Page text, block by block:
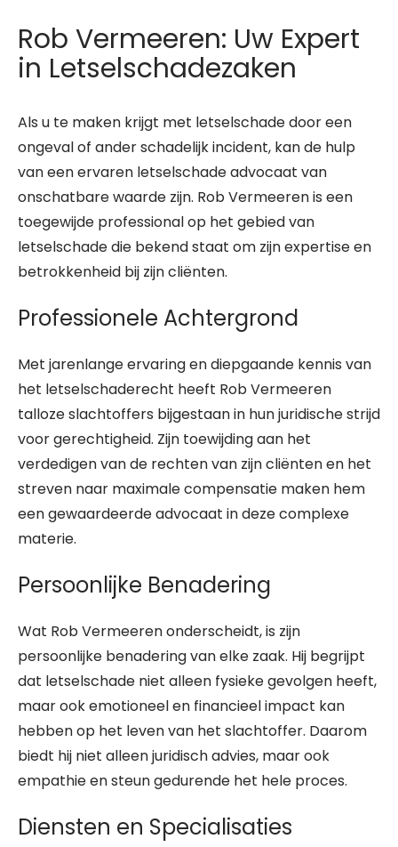
Rob Vermeeren: Uw Expert
in Letselschadezaken
Als u te maken krijgt met letselschade door een
ongeval of ander schadelijk incident, kan de hulp
van een ervaren letselschade advocaat van
onschatbare waarde zijn. Rob Vermeeren is een
toegewijde professional op het gebied van
letselschade die bekend staat om zijn expertise en
betrokkenheid bij zijn cliënten.
Professionele Achtergrond
Met jarenlange ervaring en diepgaande kennis van
het letselschaderecht heeft Rob Vermeeren
talloze slachtoffers bijgestaan in hun juridische strijd
voor gerechtigheid. Zijn toewijding aan het
verdedigen van de rechten van zijn cliënten en het
streven naar maximale compensatie maken hem
een gewaardeerde advocaat in deze complexe
materie.
Persoonlijke Benadering
Wat Rob Vermeeren onderscheidt, is zijn
persoonlijke benadering van elke zaak. Hij begrijpt
dat letselschade niet alleen fysieke gevolgen heeft,
maar ook emotioneel en financieel impact kan
hebben op het leven van het slachtoffer. Daarom
biedt hij niet alleen juridisch advies, maar ook
empathie en steun gedurende het hele proces.
Diensten en Specialisaties